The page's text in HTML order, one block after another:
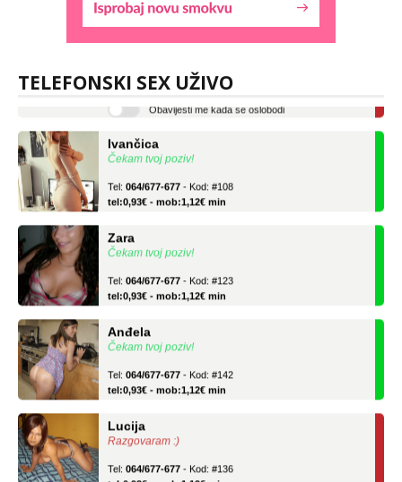
TELEFONSKI SEX UŽIVO
tel:0,93€ - mob:1,12€ min
Čekam tvoj poziv!
tel:0,93€ - mob:1,12€ min
Čekam tvoj poziv!
tel:0,93€ - mob:1,12€ min
Čekam tvoj poziv!
tel:0,93€ - mob:1,12€ min
Razgovaram :)
tel:0,93€ - mob:1,12€ min